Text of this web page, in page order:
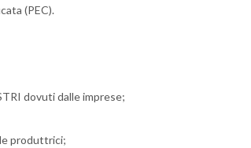
(PEC).
dovuti dalle imprese;
produttrici;